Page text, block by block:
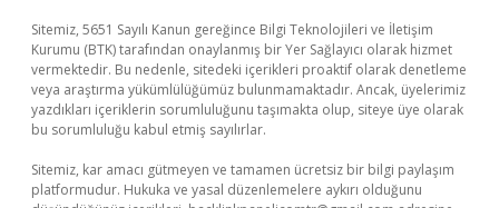
Sitemiz, 5651 Sayılı Kanun gereğince Bilgi Teknolojileri ve İletişim
Kurumu (BTK) tarafından onaylanmış bir Yer Sağlayıcı olarak hizmet
vermektedir. Bu nedenle, sitedeki içerikleri proaktif olarak denetleme
veya araştırma yükümlülüğümüz bulunmamaktadır. Ancak, üyelerimiz
yazdıkları içeriklerin sorumluluğunu taşımakta olup, siteye üye olarak
bu sorumluluğu kabul etmiş sayılırlar.
Sitemiz, kar amacı gütmeyen ve tamamen ücretsiz bir bilgi paylaşım
platformudur. Hukuka ve yasal düzenlemelere aykırı olduğunu